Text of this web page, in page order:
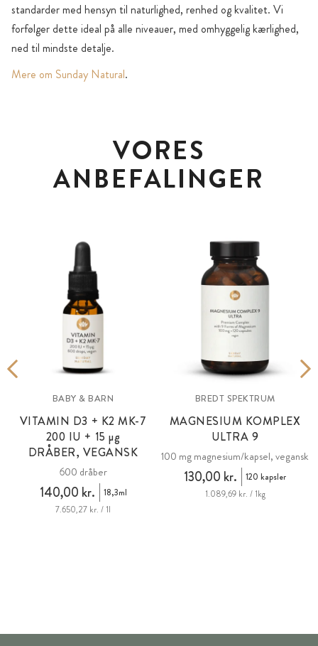
standarder med hensyn til naturlighed, renhed og kvalitet. Vi
forfølger dette ideal på alle niveauer, med omhyggelig kærlighed,
ned til mindste detalje.
Mere om Sunday Natural.
VORES
ANBEFALINGER
BABY & BARN
VITAMIN D3 + K2 MK-7
200 IU + 15 µg
DRÅBER, VEGANSK
600 dråber
140,00 kr.
18,3ml
7.650,27 kr. / 1l
BREDT SPEKTRUM
MAGNESIUM KOMPLEX
ULTRA 9
100 mg magnesium/kapsel, vegansk
130,00 kr.
120 kapsler
1.089,69 kr. / 1kg